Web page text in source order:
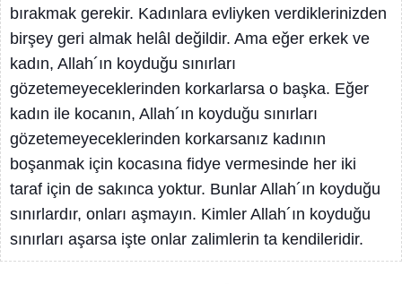
bırakmak gerekir. Kadınlara evliyken verdiklerinizden
birşey geri almak helâl değildir. Ama eğer erkek ve
kadın, Allah´ın koyduğu sınırları
gözetemeyeceklerinden korkarlarsa o başka. Eğer
kadın ile kocanın, Allah´ın koyduğu sınırları
gözetemeyeceklerinden korkarsanız kadının
boşanmak için kocasına fidye vermesinde her iki
taraf için de sakınca yoktur. Bunlar Allah´ın koyduğu
sınırlardır, onları aşmayın. Kimler Allah´ın koyduğu
sınırları aşarsa işte onlar zalimlerin ta kendileridir.